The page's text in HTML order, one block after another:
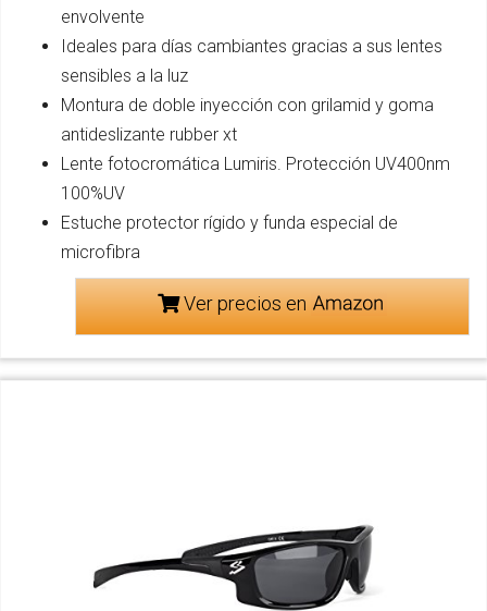
envolvente
Ideales para días cambiantes gracias a sus lentes
sensibles a la luz
Montura de doble inyección con grilamid y goma
antideslizante rubber xt
Lente fotocromática Lumiris. Protección UV400nm
100%UV
Estuche protector rígido y funda especial de
microfibra
Ver precios en